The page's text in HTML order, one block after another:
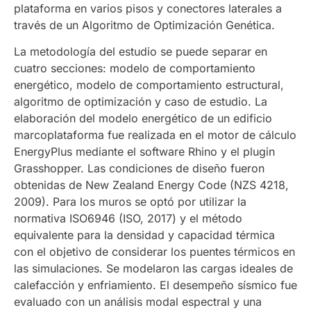
plataforma en varios pisos y conectores laterales a
través de un Algoritmo de Optimización Genética.
La metodología del estudio se puede separar en
cuatro secciones: modelo de comportamiento
energético, modelo de comportamiento estructural,
algoritmo de optimización y caso de estudio. La
elaboración del modelo energético de un edificio
marcoplataforma fue realizada en el motor de cálculo
EnergyPlus mediante el software Rhino y el plugin
Grasshopper. Las condiciones de diseño fueron
obtenidas de New Zealand Energy Code (NZS 4218,
2009). Para los muros se optó por utilizar la
normativa ISO6946 (ISO, 2017) y el método
equivalente para la densidad y capacidad térmica
con el objetivo de considerar los puentes térmicos en
las simulaciones. Se modelaron las cargas ideales de
calefacción y enfriamiento. El desempeño sísmico fue
evaluado con un análisis modal espectral y una